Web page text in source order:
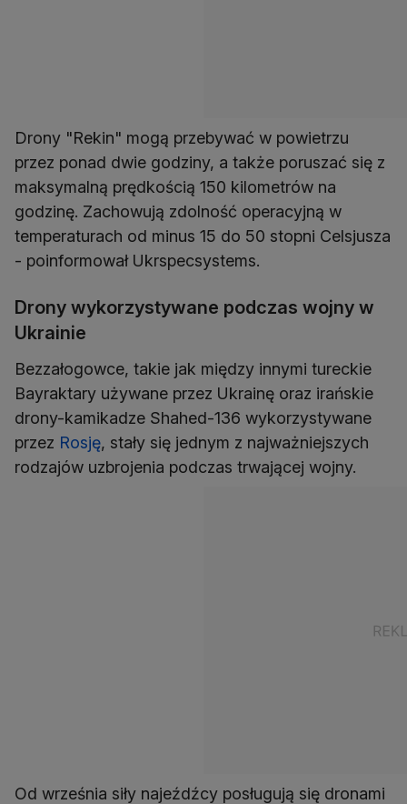
Drony "Rekin" mogą przebywać w powietrzu
przez ponad dwie godziny, a także poruszać się z
maksymalną prędkością 150 kilometrów na
godzinę. Zachowują zdolność operacyjną w
temperaturach od minus 15 do 50 stopni Celsjusza
- poinformował Ukrspecsystems.
Drony wykorzystywane podczas wojny w
Ukrainie
Bezzałogowce, takie jak między innymi tureckie
Bayraktary używane przez Ukrainę oraz irańskie
drony-kamikadze Shahed-136 wykorzystywane
przez Rosję, stały się jednym z najważniejszych
rodzajów uzbrojenia podczas trwającej wojny.
Od września siły najeźdźcy posługują się dronami